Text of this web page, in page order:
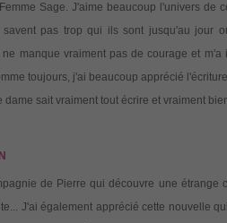
Sage. J'aime beaucoup l'univers de
pas trop qui ils sont jusqu'au jour
manque vraiment pas de courage et m'a
toujours, j'ai beaucoup apprécié
sait vraiment tout écrire et vraiment
de Pierre qui découvre une étrange
J'ai également apprécié cette nouvelle